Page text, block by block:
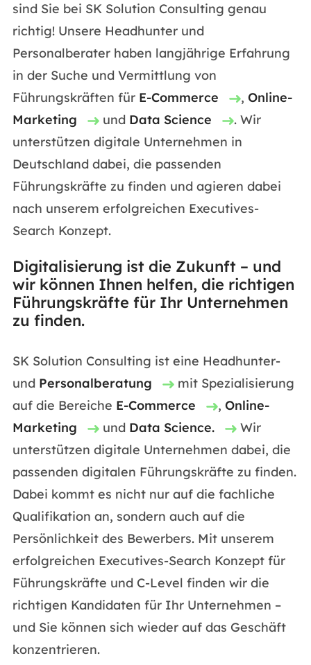
sind Sie bei SK Solution Consulting genau
richtig! Unsere Headhunter und
Personalberater haben langjährige Erfahrung
in der Suche und Vermittlung von
Führungskräften für E-Commerce , Online-
Marketing
und Data Science
. Wir
unterstützen digitale Unternehmen in
Deutschland dabei, die passenden
Führungskräfte zu finden und agieren dabei
nach unserem erfolgreichen Executives-
Search Konzept.
Digitalisierung ist die Zukunft – und
wir können Ihnen helfen, die richtigen
Führungskräfte für Ihr Unternehmen
zu finden.
SK Solution Consulting ist eine Headhunter-
und Personalberatung
mit Spezialisierung
auf die Bereiche E-Commerce , Online-
Marketing
und Data Science.
Wir
unterstützen digitale Unternehmen dabei, die
passenden digitalen Führungskräfte zu finden.
Dabei kommt es nicht nur auf die fachliche
Qualifikation an, sondern auch auf die
Persönlichkeit des Bewerbers. Mit unserem
erfolgreichen Executives-Search Konzept für
Führungskräfte und C-Level finden wir die
richtigen Kandidaten für Ihr Unternehmen –
und Sie können sich wieder auf das Geschäft
konzentrieren.